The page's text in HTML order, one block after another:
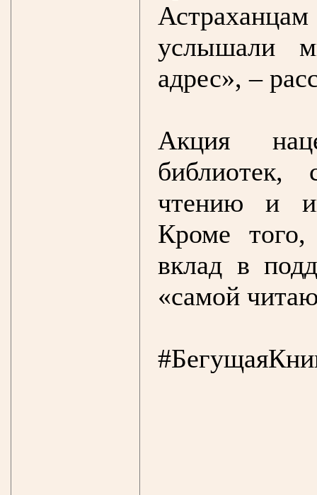
услышали
адрес», –
Акция
библиотек,
чтению и
Кроме того,
вклад в
«самой